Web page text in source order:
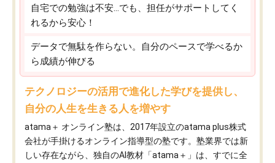
自宅での勉強は不安…でも、担任がサポートしてく
れるから安心！
データで無駄を作らない。自分のペースで学べるか
ら成績が伸びる
テクノロジーの活用で進化した学びを提供し、
自分の人生を生きる人を増やす
atama＋ オンライン塾は、2017年設立のatama plus株式
会社が手掛けるオンライン指導型の塾です。塾業界では新
しい存在ながら、独自のAI教材「atama＋」は、すでに全